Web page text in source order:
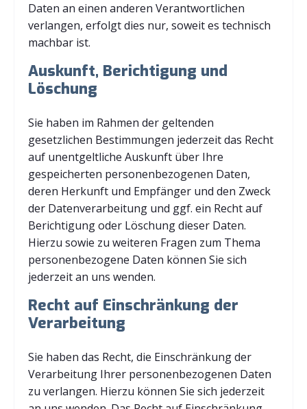
Daten an einen anderen Verantwortlichen
verlangen, erfolgt dies nur, soweit es technisch
machbar ist.
Auskunft, Berichtigung und
Löschung
Sie haben im Rahmen der geltenden
gesetzlichen Bestimmungen jederzeit das Recht
auf unentgeltliche Auskunft über Ihre
gespeicherten personenbezogenen Daten,
deren Herkunft und Empfänger und den Zweck
der Datenverarbeitung und ggf. ein Recht auf
Berichtigung oder Löschung dieser Daten.
Hierzu sowie zu weiteren Fragen zum Thema
personenbezogene Daten können Sie sich
jederzeit an uns wenden.
Recht auf Einschränkung der
Verarbeitung
Sie haben das Recht, die Einschränkung der
Verarbeitung Ihrer personenbezogenen Daten
zu verlangen. Hierzu können Sie sich jederzeit